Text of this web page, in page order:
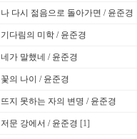
나 다시 젊음으로 돌아가면 / 윤준경
기다림의 미학 / 윤준경
네가 말했네 / 윤준경
꽃의 나이 / 윤준경
뜨지 못하는 자의 변명 / 윤준경
저문 강에서 / 윤준경 [1]